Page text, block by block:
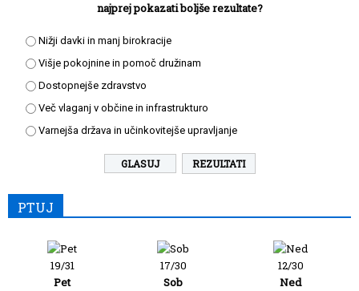
najprej pokazati boljše rezultate?
Nižji davki in manj birokracije
Višje pokojnine in pomoč družinam
Dostopnejše zdravstvo
Več vlaganj v občine in infrastrukturo
Varnejša država in učinkovitejše upravljanje
REZULTATI
PTUJ
19/31
Pet
17/30
Sob
12/30
Ned